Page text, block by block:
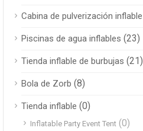
Cabina de pulverización inflable
Piscinas de agua inflables (23)
Tienda inflable de burbujas (21)
Bola de Zorb (8)
Tienda inflable (0)
Inflatable Party Event Tent (0)